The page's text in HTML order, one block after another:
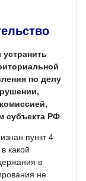
по делу
субъекта РФ
пункт 4
какой
в
не